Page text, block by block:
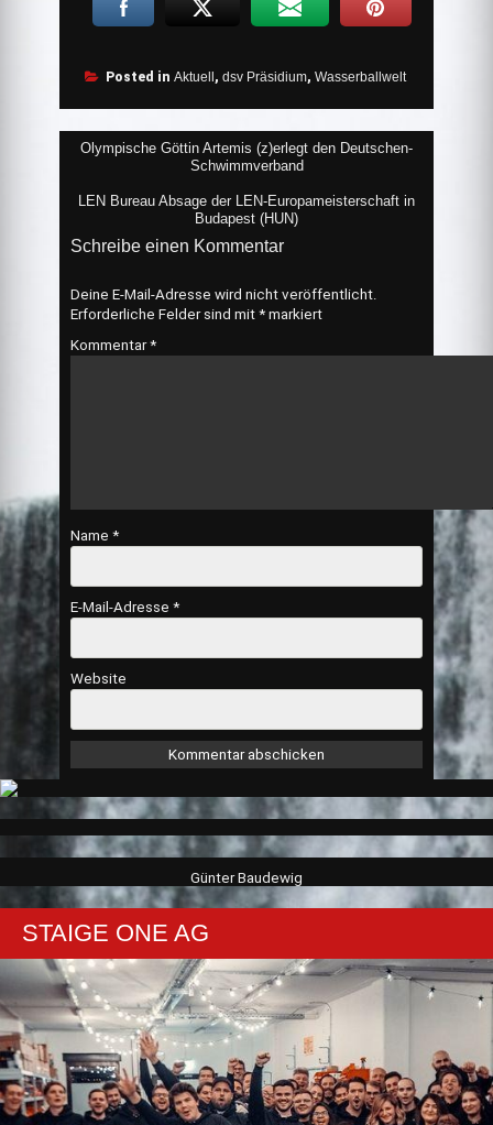
Posted in Aktuell , dsv Präsidium, Wasserballwelt
Beitragsnavigation
Olympische Göttin Artemis (z)erlegt den Deutschen-
Schwimmverband
LEN Bureau Absage der LEN-Europameisterschaft in
Budapest (HUN)
Schreibe einen Kommentar
Deine E-Mail-Adresse wird nicht veröffentlicht.
Erforderliche Felder sind mit *markiert
Kommentar*
Name *
E-Mail-Adresse *
Website
Günter Baudewig
STAIGE ONE AG